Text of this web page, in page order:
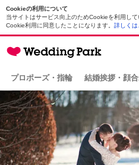
Cookieの利用について
当サイトはサービス向上のためCookieを利用し
Cookie利用に同意したことになります。 詳しくは
プロポーズ・指輪 結婚挨拶・顔